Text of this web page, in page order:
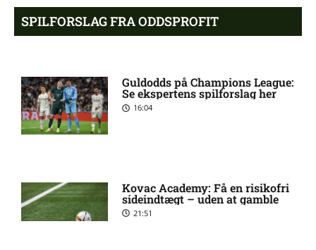
Atlético forbereder bud på
Tottenham-anfører
10:23 pm
målmand til Spanien
Roma enig med Atlético om
Chelsea sælger Chalobah til
Como
10:06 pm
SPILFORSLAG FRA ODDSPROFIT
Guldodds på Champions League:
Se ekspertens spilforslag her
16:04
Kovac Academy: Få en risikofri
sideindtægt – uden at gamble
21:51